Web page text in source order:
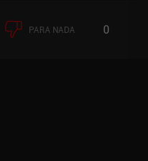
PARA NADA 0